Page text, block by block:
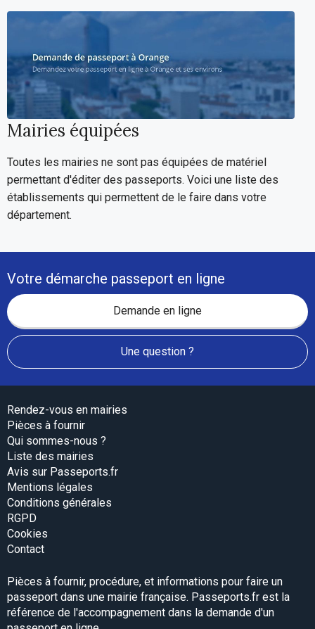
Mairies équipées
Toutes les mairies ne sont pas équipées de matériel
permettant d'éditer des passeports. Voici une liste des
établissements qui permettent de le faire dans votre
département.
Votre démarche passeport en ligne
Demande en ligne
Une question ?
Rendez-vous en mairies
Pièces à fournir
Qui sommes-nous ?
Liste des mairies
Avis sur Passeports.fr
Mentions légales
Conditions générales
RGPD
Cookies
Contact
Pièces à fournir, procédure, et informations pour faire un
passeport dans une mairie française. Passeports.fr est la
référence de l'accompagnement dans la demande d'un